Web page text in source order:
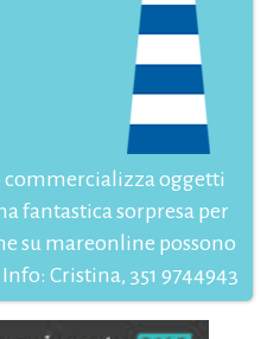
commercializza oggetti
fantastica sorpresa per
su mareonline possono
Cristina, 351 9744943